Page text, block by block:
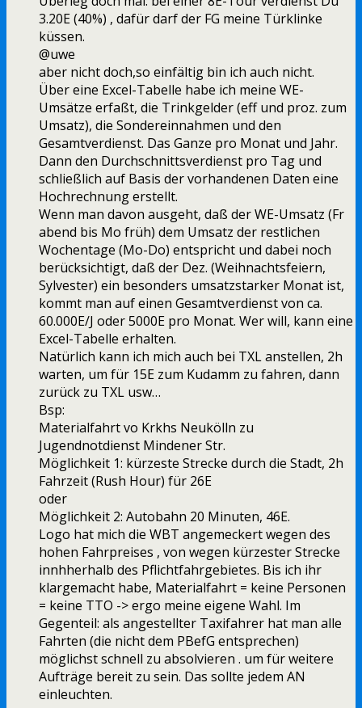
3.20E (40%) , dafür darf der FG meine Türklinke
küssen.
@uwe
aber nicht doch,so einfältig bin ich auch nicht.
Über eine Excel-Tabelle habe ich meine WE-
Umsätze erfaßt, die Trinkgelder (eff und proz. zum
Umsatz), die Sondereinnahmen und den
Gesamtverdienst. Das Ganze pro Monat und Jahr.
Dann den Durchschnittsverdienst pro Tag und
schließlich auf Basis der vorhandenen Daten eine
Hochrechnung erstellt.
Wenn man davon ausgeht, daß der WE-Umsatz (Fr
abend bis Mo früh) dem Umsatz der restlichen
Wochentage (Mo-Do) entspricht und dabei noch
berücksichtigt, daß der Dez. (Weihnachtsfeiern,
Sylvester) ein besonders umsatzstarker Monat ist,
kommt man auf einen Gesamtverdienst von ca.
60.000E/J oder 5000E pro Monat. Wer will, kann eine
Excel-Tabelle erhalten.
Natürlich kann ich mich auch bei TXL anstellen, 2h
warten, um für 15E zum Kudamm zu fahren, dann
zurück zu TXL usw…
Bsp:
Materialfahrt vo Krkhs Neukölln zu
Jugendnotdienst Mindener Str.
Möglichkeit 1: kürzeste Strecke durch die Stadt, 2h
Fahrzeit (Rush Hour) für 26E
oder
Möglichkeit 2: Autobahn 20 Minuten, 46E.
Logo hat mich die WBT angemeckert wegen des
hohen Fahrpreises , von wegen kürzester Strecke
innhherhalb des Pflichtfahrgebietes. Bis ich ihr
klargemacht habe, Materialfahrt = keine Personen
= keine TTO -> ergo meine eigene Wahl. Im
Gegenteil: als angestellter Taxifahrer hat man alle
Fahrten (die nicht dem PBefG entsprechen)
möglichst schnell zu absolvieren . um für weitere
Aufträge bereit zu sein. Das sollte jedem AN
einleuchten.